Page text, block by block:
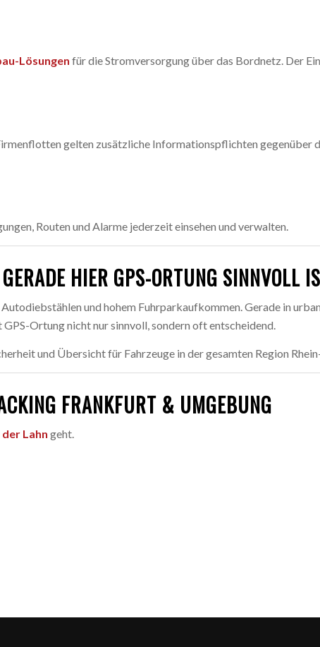
Lösungen für die Stromversorgung über das Bordnetz. Der
gelten zusätzliche Informationspflichten gegenüber
Routen und Alarme jederzeit einsehen und verwalten.
HIER GPS-ORTUNG SINNVOLL
und hohem Fuhrparkaufkommen. Gerade in
Ortung nicht nur sinnvoll, sondern oft entscheidend.
und Übersicht für Fahrzeuge in der gesamten Region
FRANKFURT & UMGEBUNG
der Lahngeht.